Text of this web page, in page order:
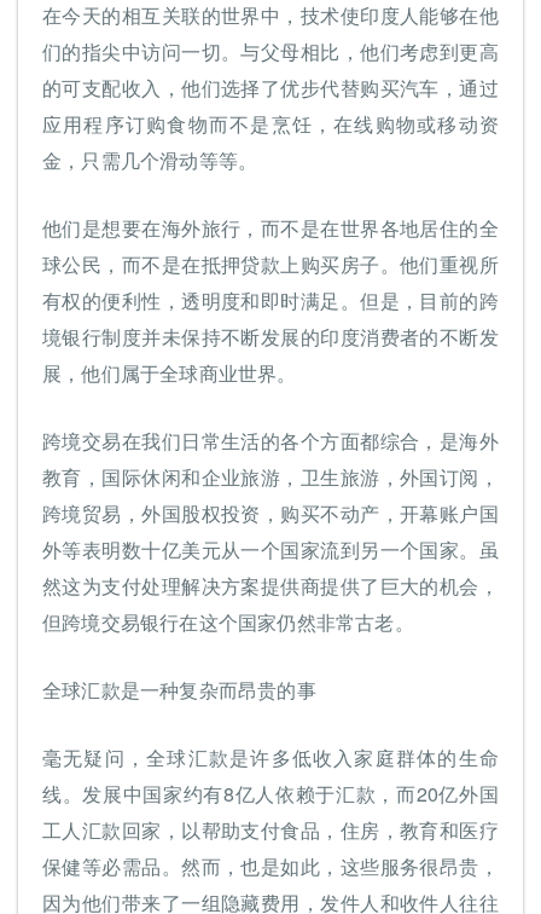
在今天的相互关联的世界中，技术使印度人能够在他
们的指尖中访问一切。与父母相比，他们考虑到更高
的可支配收入，他们选择了优步代替购买汽车，通过
应用程序订购食物而不是烹饪，在线购物或移动资
金，只需几个滑动等等。
他们是想要在海外旅行，而不是在世界各地居住的全
球公民，而不是在抵押贷款上购买房子。他们重视所
有权的便利性，透明度和即时满足。但是，目前的跨
境银行制度并未保持不断发展的印度消费者的不断发
展，他们属于全球商业世界。
跨境交易在我们日常生活的各个方面都综合，是海外
教育，国际休闲和企业旅游，卫生旅游，外国订阅，
跨境贸易，外国股权投资，购买不动产，开幕账户国
外等表明数十亿美元从一个国家流到另一个国家。虽
然这为支付处理解决方案提供商提供了巨大的机会，
但跨境交易银行在这个国家仍然非常古老。
全球汇款是一种复杂而昂贵的事
毫无疑问，全球汇款是许多低收入家庭群体的生命
线。发展中国家约有8亿人依赖于汇款，而20亿外国
工人汇款回家，以帮助支付食品，住房，教育和医疗
保健等必需品。然而，也是如此，这些服务很昂贵，
因为他们带来了一组隐藏费用，发件人和收件人往往